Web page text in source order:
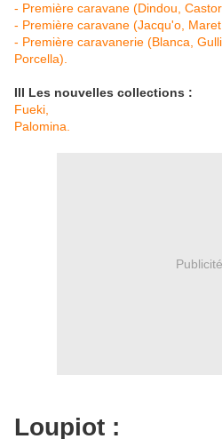
- Première caravane (Dindou,
- Première caravane (Jacqu'o,
- Première caravanerie (Blanca,
Porcella).
III Les nouvelles collections :
Fueki,
Palomina.
Publicité
Loupiot :